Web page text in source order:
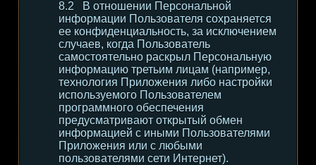
В отношении Персональной
информации Пользователя сохраняется
ее конфиденциальность, за исключением
случаев, когда Пользователь
самостоятельно раскрыл Персональную
информацию третьим лицам (например,
технология Приложения либо настройки
используемого Пользователем
программного обеспечения
предусматривают открытый обмен
информацией с иными Пользователями
Приложения или с любыми
пользователями сети Интернет).